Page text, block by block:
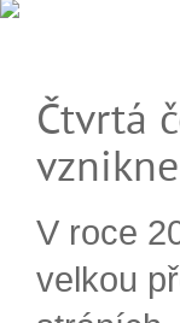
Čtvrtá
V roce
velkou